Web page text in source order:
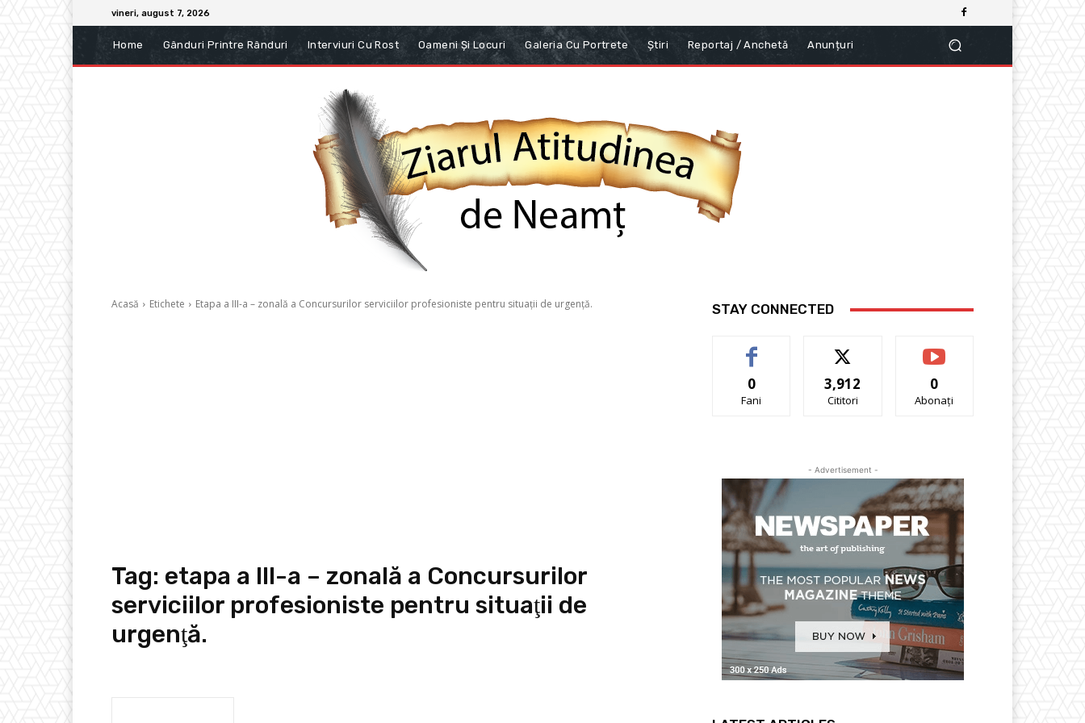
vineri, august 7, 2026
Home Gânduri Printre Rânduri Interviuri Cu Rost Oameni Și Locuri Galeria Cu Portrete Știri Reportaj / Anchetă Anunțuri
Acasă Etichete Etapa a III-a – zonală a Concursurilor serviciilor profesioniste pentru situaţii de urgenţă.
Tag: etapa a III-a – zonală a Concursurilor
serviciilor profesioniste pentru situaţii de
urgenţă.
STAY CONNECTED
0
Fani
3,912
Cititori
0
Abonați
- Advertisement -